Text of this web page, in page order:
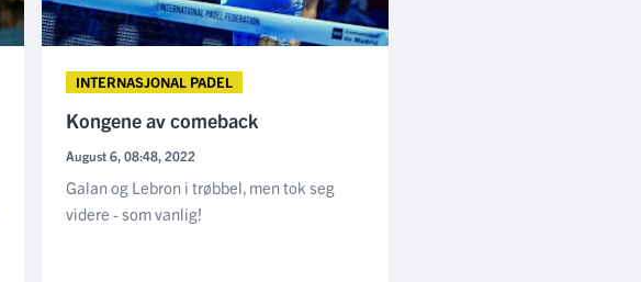
INTERNASJONAL PADEL
Kongene av comeback
August 6, 08:48, 2022
Galan og Lebron i trøbbel, men tok seg
videre - som vanlig!